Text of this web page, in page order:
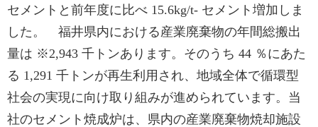
セメントと前年度に比べ 15.6kg/t- セメント増加しま
した。 福井県内における産業廃棄物の年間総搬出
量は ※2,943 千トンあります。そのうち 44 ％にあた
る 1,291 千トンが再生利用され、地域全体で循環型
社会の実現に向け取り組みが進められています。当
社のセメント焼成炉は、県内の産業廃棄物焼却施設